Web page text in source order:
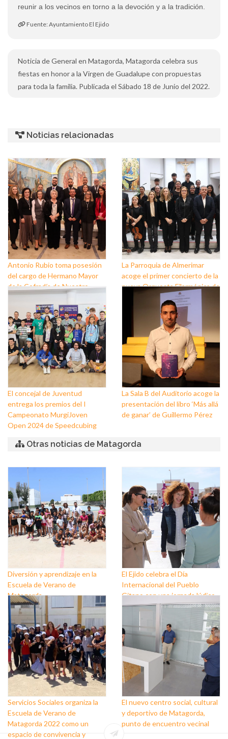
reunir a los vecinos en torno a la devoción y a la tradición.
Fuente: Ayuntamiento El Ejido
Noticia de General en Matagorda, Matagorda celebra sus
fiestas en honor a la Virgen de Guadalupe con propuestas
para toda la familia. Publicada el Sábado 18 de Junio del 2022.
Noticias relacionadas
Antonio Rubio toma posesión
del cargo de Hermano Mayor
de la Cofradía de Nuestro
Padre Jesús Nazareno y
Nuestra Señora de los Dolores
de Balerma
La Parroquia de Almerimar
acoge el primer concierto de la
nueva Orquesta Filarmónica de
El concejal de Juventud
entrega los premios del I
Campeonato MurgiJoven
Open 2024 de Speedcubing
La Sala B del Auditorio acoge la
presentación del libro ‘Más allá
de ganar’ de Guillermo Pérez
Otras noticias de Matagorda
Diversión y aprendizaje en la
Escuela de Verano de
Matagorda
El Ejido celebra el Día
Internacional del Pueblo
Gitano con una jornada lúdico-
festiva
Servicios Sociales organiza la
Escuela de Verano de
Matagorda 2022 como un
espacio de convivencia y
El nuevo centro social, cultural
y deportivo de Matagorda,
punto de encuentro vecinal